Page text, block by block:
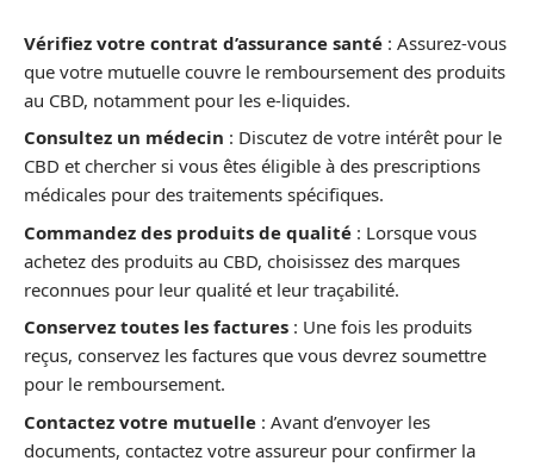
Vérifiez votre contrat d’assurance santé : Assurez-vous
que votre mutuelle couvre le remboursement des produits
au CBD, notamment pour les e-liquides.
Consultez un médecin : Discutez de votre intérêt pour le
CBD et chercher si vous êtes éligible à des prescriptions
médicales pour des traitements spécifiques.
Commandez des produits de qualité : Lorsque vous
achetez des produits au CBD, choisissez des marques
reconnues pour leur qualité et leur traçabilité.
Conservez toutes les factures : Une fois les produits
reçus, conservez les factures que vous devrez soumettre
pour le remboursement.
Contactez votre mutuelle : Avant d’envoyer les
documents, contactez votre assureur pour confirmer la